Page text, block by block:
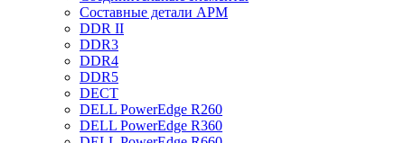
Cоставные детали АРМ
DDR II
DDR3
DDR4
DDR5
DECT
DELL PowerEdge R260
DELL PowerEdge R360